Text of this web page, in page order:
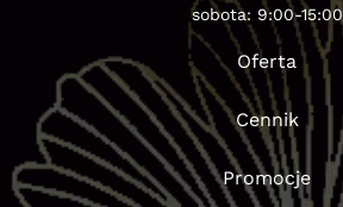
sobota: 9:00-15:00
Oferta
Cennik
Promocje